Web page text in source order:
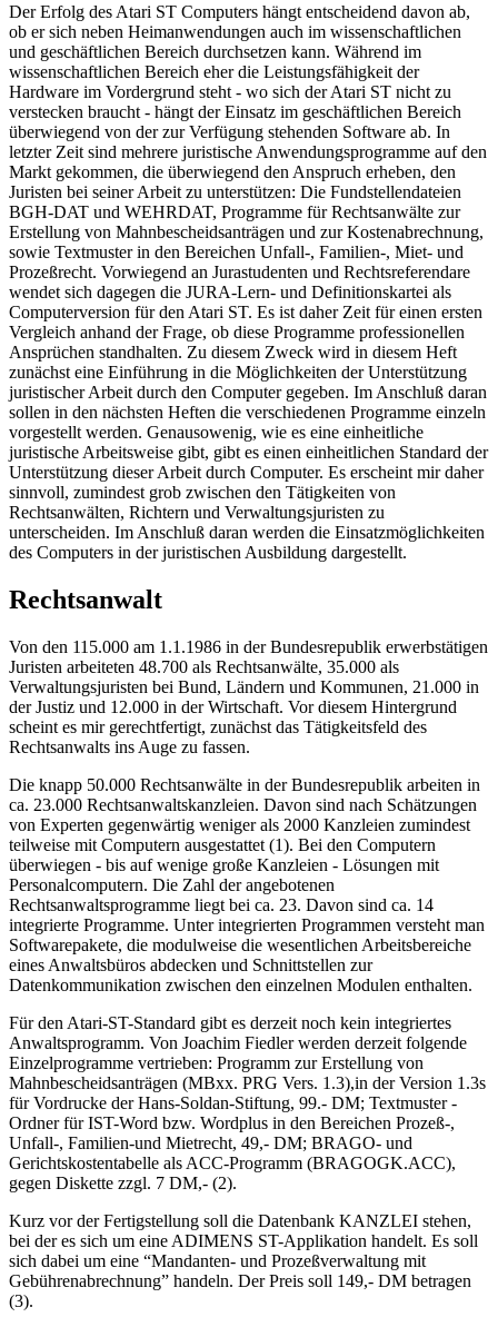
Der Erfolg des Atari ST Computers hängt entscheidend davon ab,
ob er sich neben Heimanwendungen auch im wissenschaftlichen
und geschäftlichen Bereich durchsetzen kann. Während im
wissenschaftlichen Bereich eher die Leistungsfähigkeit der
Hardware im Vordergrund steht - wo sich der Atari ST nicht zu
verstecken braucht - hängt der Einsatz im geschäftlichen Bereich
überwiegend von der zur Verfügung stehenden Software ab. In
letzter Zeit sind mehrere juristische Anwendungsprogramme auf den
Markt gekommen, die überwiegend den Anspruch erheben, den
Juristen bei seiner Arbeit zu unterstützen: Die Fundstellendateien
BGH-DAT und WEHRDAT, Programme für Rechtsanwälte zur
Erstellung von Mahnbescheidsanträgen und zur Kostenabrechnung,
sowie Textmuster in den Bereichen Unfall-, Familien-, Miet- und
Prozeßrecht. Vorwiegend an Jurastudenten und Rechtsreferendare
wendet sich dagegen die JURA-Lern- und Definitionskartei als
Computerversion für den Atari ST. Es ist daher Zeit für einen ersten
Vergleich anhand der Frage, ob diese Programme professionellen
Ansprüchen standhalten. Zu diesem Zweck wird in diesem Heft
zunächst eine Einführung in die Möglichkeiten der Unterstützung
juristischer Arbeit durch den Computer gegeben. Im Anschluß daran
sollen in den nächsten Heften die verschiedenen Programme einzeln
vorgestellt werden. Genausowenig, wie es eine einheitliche
juristische Arbeitsweise gibt, gibt es einen einheitlichen Standard der
Unterstützung dieser Arbeit durch Computer. Es erscheint mir daher
sinnvoll, zumindest grob zwischen den Tätigkeiten von
Rechtsanwälten, Richtern und Verwaltungsjuristen zu
unterscheiden. Im Anschluß daran werden die Einsatzmöglichkeiten
des Computers in der juristischen Ausbildung dargestellt.
Rechtsanwalt
Von den 115.000 am 1.1.1986 in der Bundesrepublik erwerbstätigen
Juristen arbeiteten 48.700 als Rechtsanwälte, 35.000 als
Verwaltungsjuristen bei Bund, Ländern und Kommunen, 21.000 in
der Justiz und 12.000 in der Wirtschaft. Vor diesem Hintergrund
scheint es mir gerechtfertigt, zunächst das Tätigkeitsfeld des
Rechtsanwalts ins Auge zu fassen.
Die knapp 50.000 Rechtsanwälte in der Bundesrepublik arbeiten in
ca. 23.000 Rechtsanwaltskanzleien. Davon sind nach Schätzungen
von Experten gegenwärtig weniger als 2000 Kanzleien zumindest
teilweise mit Computern ausgestattet (1). Bei den Computern
überwiegen - bis auf wenige große Kanzleien - Lösungen mit
Personalcomputern. Die Zahl der angebotenen
Rechtsanwaltsprogramme liegt bei ca. 23. Davon sind ca. 14
integrierte Programme. Unter integrierten Programmen versteht man
Softwarepakete, die modulweise die wesentlichen Arbeitsbereiche
eines Anwaltsbüros abdecken und Schnittstellen zur
Datenkommunikation zwischen den einzelnen Modulen enthalten.
Für den Atari-ST-Standard gibt es derzeit noch kein integriertes
Anwaltsprogramm. Von Joachim Fiedler werden derzeit folgende
Einzelprogramme vertrieben: Programm zur Erstellung von
Mahnbescheidsanträgen (MBxx. PRG Vers. 1.3),in der Version 1.3s
für Vordrucke der Hans-Soldan-Stiftung, 99.- DM; Textmuster -
Ordner für IST-Word bzw. Wordplus in den Bereichen Prozeß-,
Unfall-, Familien-und Mietrecht, 49,- DM; BRAGO- und
Gerichtskostentabelle als ACC-Programm (BRAGOGK.ACC),
gegen Diskette zzgl. 7 DM,- (2).
Kurz vor der Fertigstellung soll die Datenbank KANZLEI stehen,
bei der es sich um eine ADIMENS ST-Applikation handelt. Es soll
sich dabei um eine “Mandanten- und Prozeßverwaltung mit
Gebührenabrechnung” handeln. Der Preis soll 149,- DM betragen
(3).